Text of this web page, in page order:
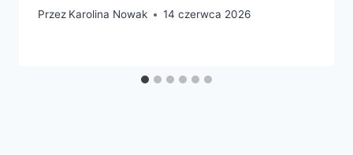
Przez Karolina Nowak 14 czerwca 2026